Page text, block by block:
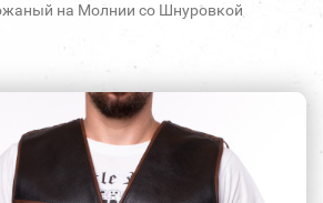
на Молнии со Шнуровкой